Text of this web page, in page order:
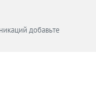
добавьте